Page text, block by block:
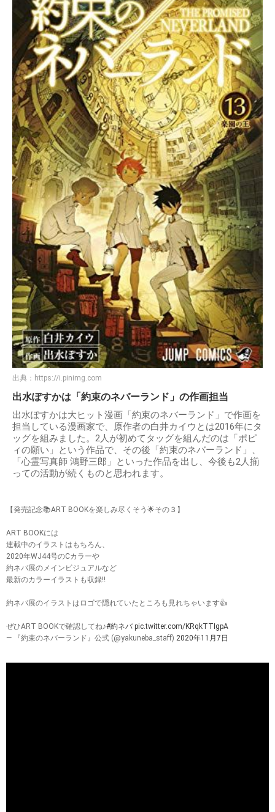
出典： https://i.pinimg.com
出水ぽすかは「約束のネバーランド」の作画担当
出水ぽすかは大ヒット漫画「約束のネバーランド」で作画を
担当している漫画家で、原作者の白井カイウとは2016年にタ
ッグを組みました。2人が初めてタッグを組んだのは「ポピ
ィの願い」という作品で、その後「約束のネバーランド」、
「心霊写真師 鴻野三郎」といった作品を出し、今後も2人揃
っての活動が続くものと思われます。
【発売記念📚ART BOOKを楽しみ尽くそう🌟その３】
ART BOOKには
連載中のイラストはもちろん、
2020年WJ44号のCカラーや
約ネバ展のメインビジュアルなど
最新のカラーイラストも収録‼️
約ネバ展のイラストはロゴで隠れていたところも見れちゃいます👍
ぜひART BOOKで確認してね♪#約ネバ pic.twitter.com/KRqkTTIgpA
— 『約束のネバーランド』公式 (@yakuneba_staff) 2020年11月7日